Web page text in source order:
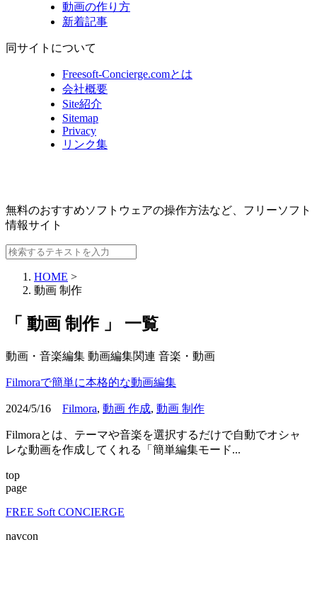
動画の作り方
新着記事
同サイトについて
Freesoft-Concierge.comとは
会社概要
Site紹介
Sitemap
Privacy
リンク集
無料のおすすめソフトウェアの操作方法など、 フリーソフト
情報サイト
HOME >
動画 制作
「 動画 制作 」 一覧
動画・音楽編集 動画編集関連 音楽・動画
Filmoraで簡単に本格的な動画編集
2024/5/16 Filmora, 動画 作成, 動画 制作
Filmoraとは、テーマや音楽を選択するだけで自動でオシャ
レな動画を作成してくれる「簡単編集モード...
top
page
FREE Soft CONCIERGE
navcon